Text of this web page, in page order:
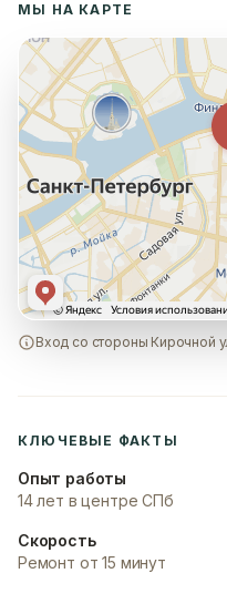
МЫ НА КАРТЕ
Вход со стороны Кирочной
КЛЮЧЕВЫЕ ФАКТЫ
Опыт работы
14 лет в центре СПб
Скорость
Ремонт от 15 минут